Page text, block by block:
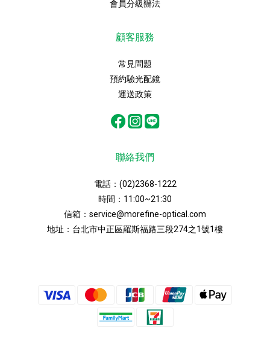
會員分級辦法
顧客服務
常見問題
預約驗光配鏡
運送政策
聯絡我們
電話： (02)2368-1222
時間：11:00~21:30
信箱： service@morefine-optical.com
地址： 台北市中正區羅斯福路三段274之1號1樓